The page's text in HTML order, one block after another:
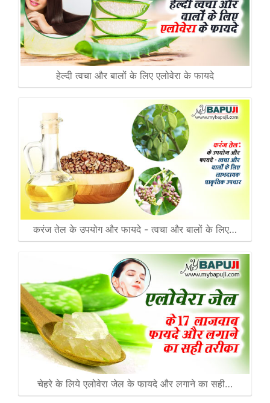
हेल्दी त्वचा और बालों के लिए एलोवेरा के फायदे
करंज तेल के उपयोग और फायदे - त्वचा और बालों के लिए…
चेहरे के लिये एलोवेरा जेल के फायदे और लगाने का सही…